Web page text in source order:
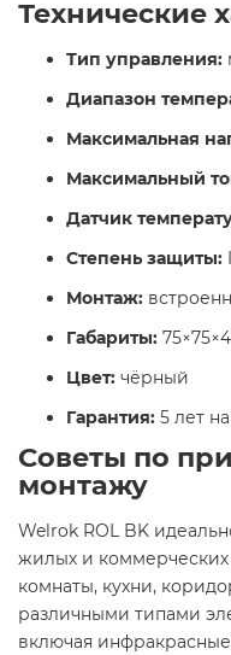
Технические
Тип управления:
Диапазон
Максимальная
Максимальный
Датчик
Степень защиты:
Монтаж:
Габариты:
Цвет: чёрный
Гарантия: 5 лет
Советы по
монтажу
Welrok ROL BK
жилых и коммерческих
комнаты, кухни,
различными типами
включая